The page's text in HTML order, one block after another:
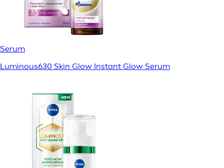
Serum
Luminous630 Skin Glow Instant Glow Serum